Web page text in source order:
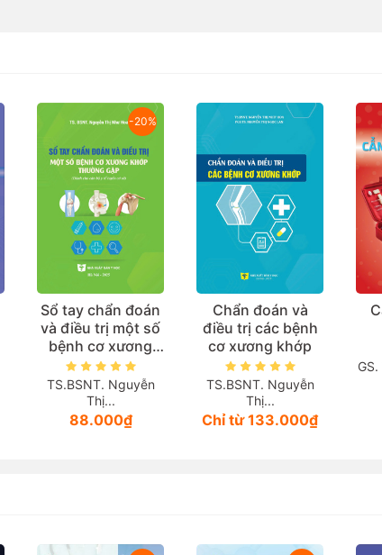
-20%
Sổ tay chẩn đoán
và điều trị một số
bệnh cơ xương
khớp thường gặp
(Dành cho cán bộ
y tế tuyến cơ sở)
TS.BSNT. Nguyễn
Thị...
88.000₫
Chẩn đoán và
điều trị các bệnh
cơ xương khớp
TS.BSNT. Nguyễn
Thị...
Chỉ từ 133.000₫